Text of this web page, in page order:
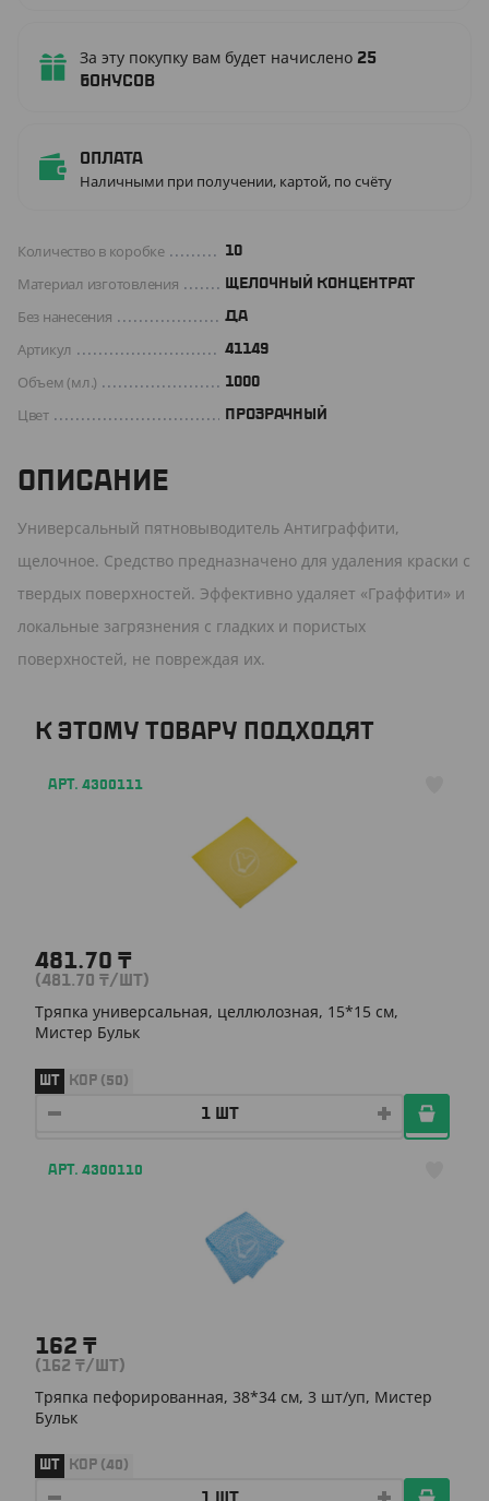
За эту покупку вам будет начислено 25
бонусов
Оплата
Наличными при получении, картой, по счёту
Количество в коробке 10
Материал изготовления ЩЕЛОЧНЫЙ КОНЦЕНТРАТ
Без нанесения ДА
Артикул 41149
Объем (мл.) 1000
Цвет ПРОЗРАЧНЫЙ
ОПИСАНИЕ
Универсальный пятновыводитель Антиграффити,
щелочное. Средство предназначено для удаления краски с
твердых поверхностей. Эффективно удаляет «Граффити» и
локальные загрязнения с гладких и пористых
поверхностей, не повреждая их.
К ЭТОМУ ТОВАРУ ПОДХОДЯТ
АРТ. 4300111
481.70 ₸
(481.70 ₸/ШТ)
Тряпка универсальная, целлюлозная, 15*15 см,
Мистер Бульк
ШТ КОР (50)
АРТ. 4300110
162 ₸
(162 ₸/ШТ)
Тряпка пефорированная, 38*34 см, 3 шт/уп, Мистер
Бульк
ШТ КОР (40)